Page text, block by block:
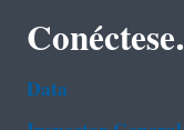
Conéctese.
Data